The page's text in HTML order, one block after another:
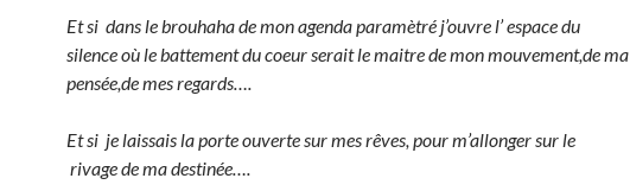
Et si dans le brouhaha de mon agenda paramètré j’ouvre l’ espace du
silence où le battement du coeur serait le maitre de mon mouvement,de ma
pensée,de mes regards….
Et si je laissais la porte ouverte sur mes rêves, pour m’allonger sur le
rivage de ma destinée….